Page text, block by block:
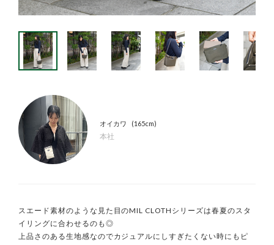
オイカワ
本社
165cm
スエード素材のような見た目のMIL CLOTHシリーズは春夏のスタ
イリングに合わせるのも◎
上品さのある生地感なのでカジュアルにしすぎたくない時にもピ